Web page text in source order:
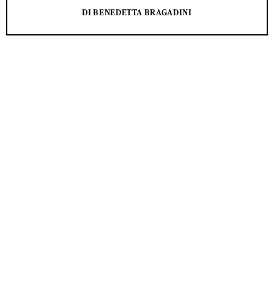
DI BENEDETTA BRAGADINI